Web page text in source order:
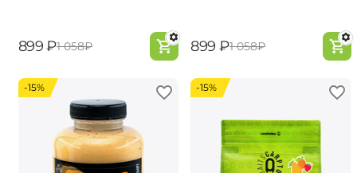
‍899‍ ₽‍1 058‍₽ ‍899‍ ₽‍1 058‍₽
-15% -15%